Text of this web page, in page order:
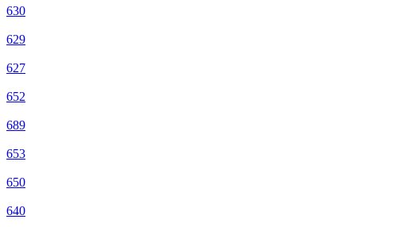
630
629
627
652
689
653
650
640